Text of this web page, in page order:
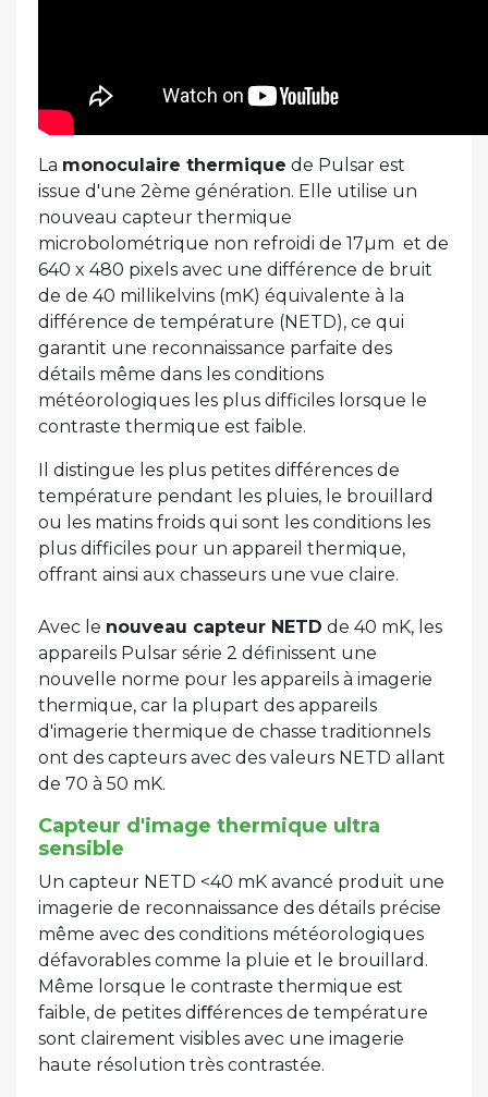
La monoculaire thermique de Pulsar est
issue d'une 2ème génération. Elle utilise un
nouveau capteur thermique
microbolométrique non refroidi de 17µm et de
640 x 480 pixels avec une différence de bruit
de de 40 millikelvins (mK) équivalente à la
différence de température (NETD), ce qui
garantit une reconnaissance parfaite des
détails même dans les conditions
météorologiques les plus difficiles lorsque le
contraste thermique est faible.
Il distingue les plus petites différences de
température pendant les pluies, le brouillard
ou les matins froids qui sont les conditions les
plus difficiles pour un appareil thermique,
offrant ainsi aux chasseurs une vue claire.
Avec le nouveau capteur NETD de 40 mK, les
appareils Pulsar série 2 définissent une
nouvelle norme pour les appareils à imagerie
thermique, car la plupart des appareils
d'imagerie thermique de chasse traditionnels
ont des capteurs avec des valeurs NETD allant
de 70 à 50 mK.
Capteur d'image thermique ultra
sensible
Un capteur NETD <40 mK avancé produit une
imagerie de reconnaissance des détails précise
même avec des conditions météorologiques
défavorables comme la pluie et le brouillard.
Même lorsque le contraste thermique est
faible, de petites diﬀérences de température
sont clairement visibles avec une imagerie
haute résolution très contrastée.